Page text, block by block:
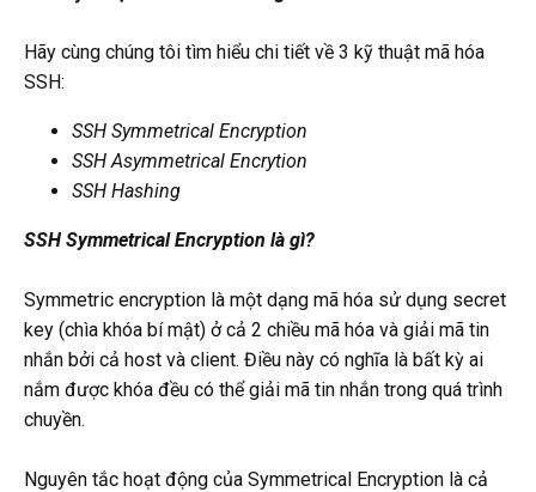
Hãy cùng chúng tôi tìm hiểu chi tiết về 3 kỹ thuật mã hóa
SSH:
SSH Symmetrical Encryption
SSH Asymmetrical Encrytion
SSH Hashing
SSH Symmetrical Encryption là gì?
Symmetric encryption là một dạng mã hóa sử dụng secret
key (chìa khóa bí mật) ở cả 2 chiều mã hóa và giải mã tin
nhắn bởi cả host và client. Điều này có nghĩa là bất kỳ ai
nắm được khóa đều có thể giải mã tin nhắn trong quá trình
chuyền.
Nguyên tắc hoạt động của Symmetrical Encryption là cả